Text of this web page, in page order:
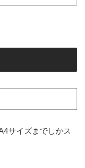
サイズまでしかス